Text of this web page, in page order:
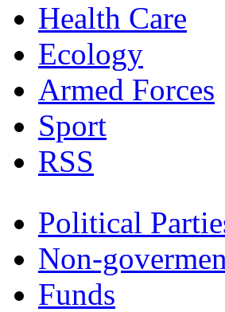
Health Care
Ecology
Armed Forces
Sport
RSS
Political
Non-
Funds